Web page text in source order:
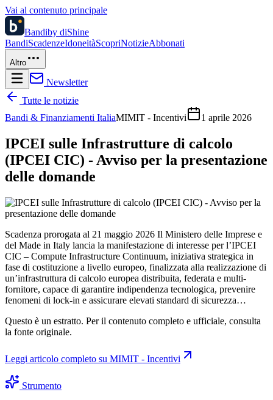
Vai al contenuto principale
Bandiby diShine
BandiScadenzeIdoneitàScopriNotizieAbbonati
Altro
Newsletter
Tutte le notizie
Bandi & Finanziamenti ItaliaMIMIT - Incentivi 1 aprile 2026
IPCEI sulle Infrastrutture di calcolo
(IPCEI CIC) - Avviso per la presentazione
delle domande
Scadenza prorogata al 21 maggio 2026 Il Ministero delle Imprese e
del Made in Italy lancia la manifestazione di interesse per l’IPCEI
CIC – Compute Infrastructure Continuum, iniziativa strategica in
fase di costituzione a livello europeo, finalizzata alla realizzazione di
un’infrastruttura di calcolo europea distribuita, federata e multi-
fornitore, capace di garantire indipendenza tecnologica, prevenire
fenomeni di lock-in e assicurare elevati standard di sicurezza…
Questo è un estratto. Per il contenuto completo e ufficiale, consulta
la fonte originale.
Leggi articolo completo su MIMIT - Incentivi
Strumento